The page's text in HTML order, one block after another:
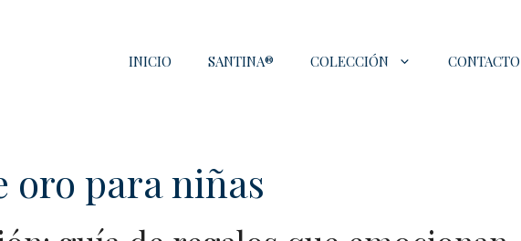
INICIO SANTINA® COLECCIÓN CONTACTO
oro para niñas